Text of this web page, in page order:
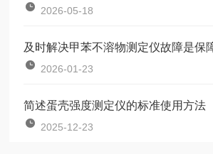
2026-05-18
2026-01-23
简述蛋壳强度测定仪的标准使用方法
2025-12-23